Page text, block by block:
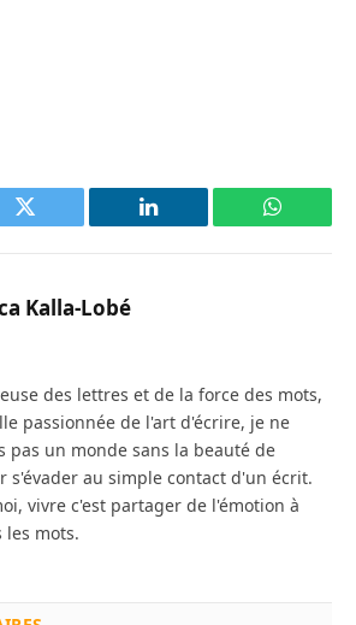
Twitter LinkedIn
Kalla-Lobé
des lettres et de la force des mots,
passionnée de l'art d'écrire, je ne
pas un monde sans la beauté de
s'évader au simple contact d'un écrit.
vivre c'est partager de l'émotion à
les mots.